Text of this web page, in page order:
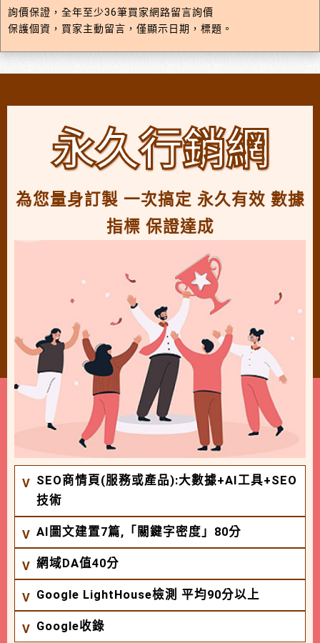
詢價保證，全年至少36筆買家網路留言詢價
保護個資，買家主動留言，僅顯示日期，標題。
永久行銷網
為您量身訂製 一次搞定 永久有效 數據
指標 保證達成
SEO商情頁(服務或產品):大數據+AI工具+SEO
技術
AI圖文建置7篇,「關鍵字密度」80分
網域DA值40分
Google LightHouse檢測 平均90分以上
Google收錄